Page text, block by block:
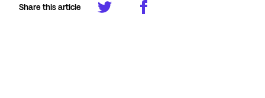
Share this article